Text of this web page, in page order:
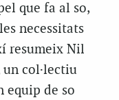
que fa al so,
necessitats
resumeix Nil
un col·lectiu
equip de so